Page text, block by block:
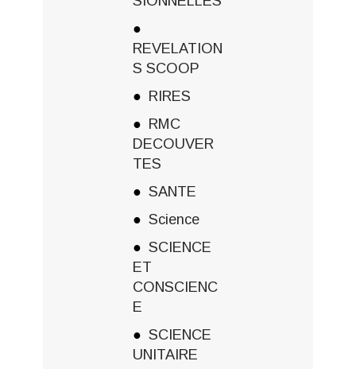
REVELATION
S SCOOP
RIRES
RMC
DECOUVER
TES
SANTE
Science
SCIENCE
ET
CONSCIENC
E
SCIENCE
UNITAIRE